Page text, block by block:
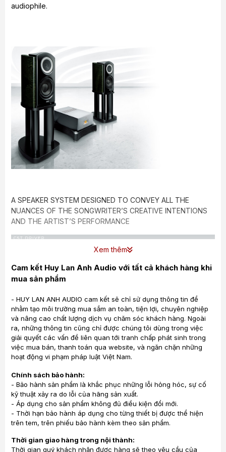
audiophile.
A SPEAKER SYSTEM DESIGNED TO CONVEY ALL THE
NUANCES OF THE SONGWRITER’S CREATIVE INTENTIONS
AND THE ARTIST’S PERFORMANCE
THE REFINED CST DRIVER ACHIEVES SUPERIOR WIDE-
RANGE REPRODUCTION WITH WELL CONTROLLED
DIRECTIVITY
CST Driver Unit (Coherent Source Transducer)
The CST (Coherent Source Transducer) Driver is a major
Xem thêm
Cam kết Huy Lan Anh Audio với tất cả khách hàng khi
mua sản phẩm
- HUY LAN ANH AUDIO cam kết sẽ chỉ sử dụng thông tin để
nhằm tạo môi trường mua sắm an toàn, tiện lợi, chuyên nghiệp
và nâng cao chất lượng dịch vụ chăm sóc khách hàng. Ngoài
ra, những thông tin cũng chỉ được chúng tôi dùng trong việc
giải quyết các vấn đề liên quan tới tranh chấp phát sinh trong
việc mua bán, thanh toán qua website, và ngăn chặn những
hoạt động vi phạm pháp luật Việt Nam.
Chính sách bảo hành:
- Bảo hành sản phẩm là khắc phục những lỗi hỏng hóc, sự cố
kỹ thuật xảy ra do lỗi của hãng sản xuất.
- Áp dụng cho sản phẩm không đủ điều kiện đổi mới.
- Thời hạn bảo hành áp dụng cho từng thiết bị được thể hiện
trên tem, trên phiếu bảo hành kèm theo sản phẩm.
Thời gian giao hàng trong nội thành:
Thời gian quý khách nhận được hàng sẽ theo yêu cầu của